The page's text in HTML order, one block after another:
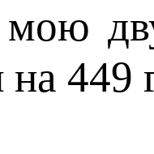
мою
на 449